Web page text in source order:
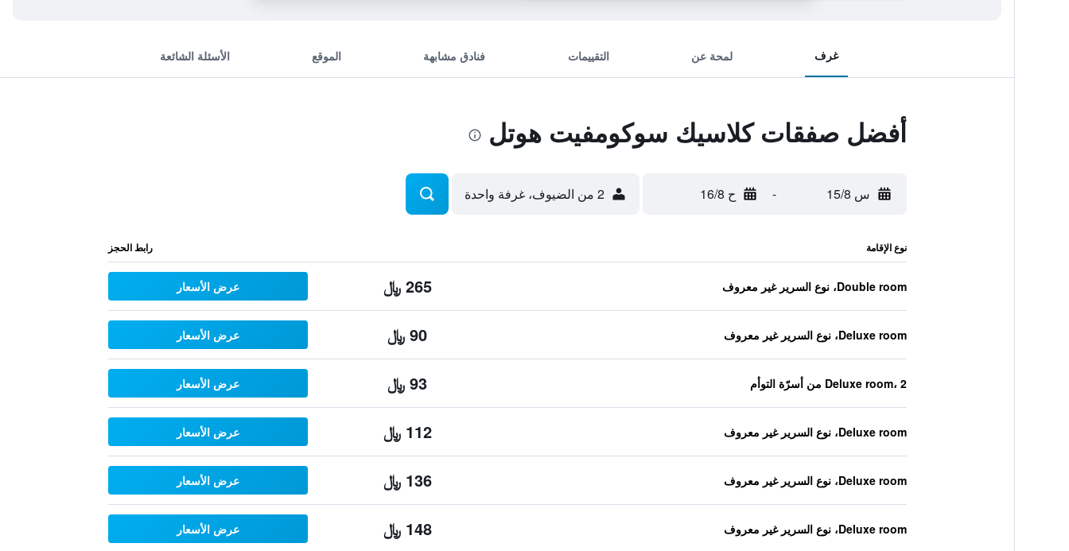
غرف لمحة عن التقييمات فنادق مشابهة الموقع الأسئلة الشائعة
أفضل صفقات كلاسيك سوكومفيت هوتل
س 15/8 - ح 16/8 2 من الضيوف، غرفة واحدة
نوع الإقامة رابط الحجز
Double room، نوع السرير غير معروف 265 ﷼ عرض الأسعار
Deluxe room، نوع السرير غير معروف 90 ﷼ عرض الأسعار
Deluxe room، 2 من أسرّة التوأم 93 ﷼ عرض الأسعار
Deluxe room، نوع السرير غير معروف 112 ﷼ عرض الأسعار
Deluxe room، نوع السرير غير معروف 136 ﷼ عرض الأسعار
Deluxe room، نوع السرير غير معروف 148 ﷼ عرض الأسعار